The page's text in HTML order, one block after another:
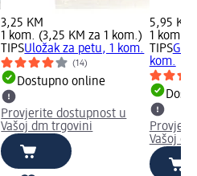
3,25 KM
1 kom. (3,25 KM za 1 kom.)
TIPSUložak za petu, 1 kom.
(14)
Dostupno online
Provjerite dostupnost u
Vašoj dm trgovini
5,95 KM
1 kom.
TIPSGel
kom.
Vašoj